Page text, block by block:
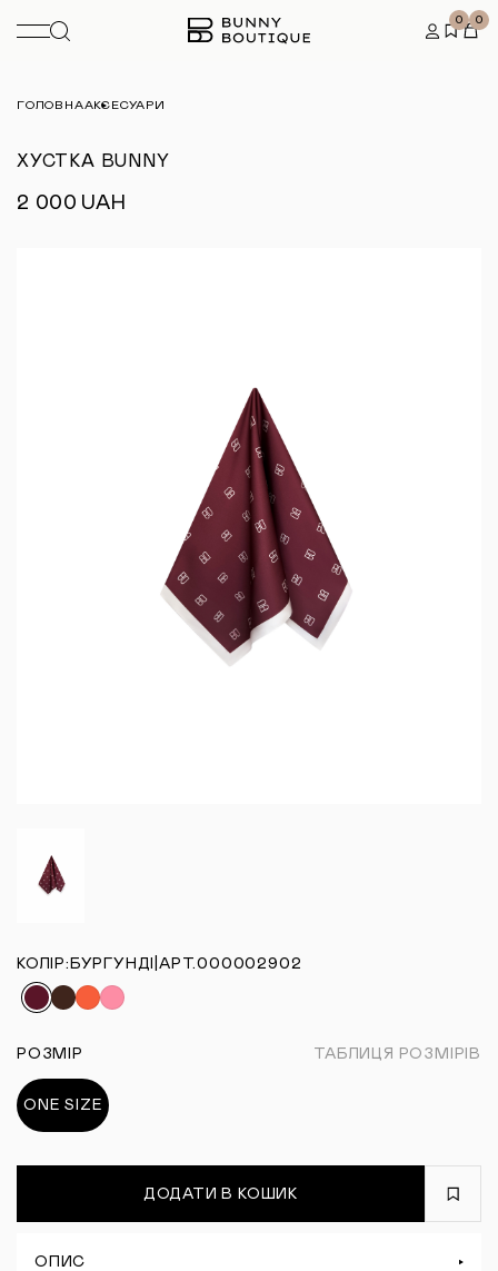
0 0
ГОЛОВНААКСЕСУАРИ
ХУСТКА BUNNY
2 000 UAH
КОЛІР: БУРГУНДІ |АРТ.000002902
РОЗМІР ТАБЛИЦЯ РОЗМІРІВ
ONE SIZE
ДОДАТИ В КОШИК
ОПИС